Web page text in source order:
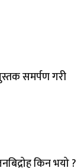
समर्पण गरी
किन भयो ?